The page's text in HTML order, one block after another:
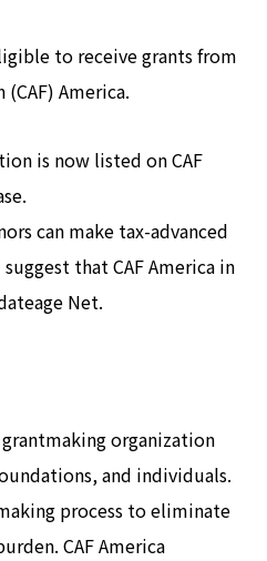
to receive grants from
America.
is now listed on CAF
can make tax-advanced
that CAF America in
Net.
grantmaking organization
and individuals.
process to eliminate
CAF America